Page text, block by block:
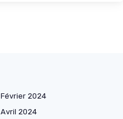
Février 2024
Avril 2024